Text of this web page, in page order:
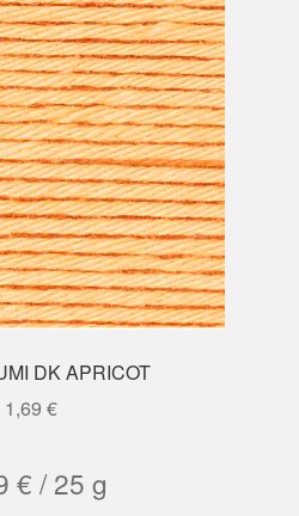
DK APRICOT
1,69 €
€ /25 g